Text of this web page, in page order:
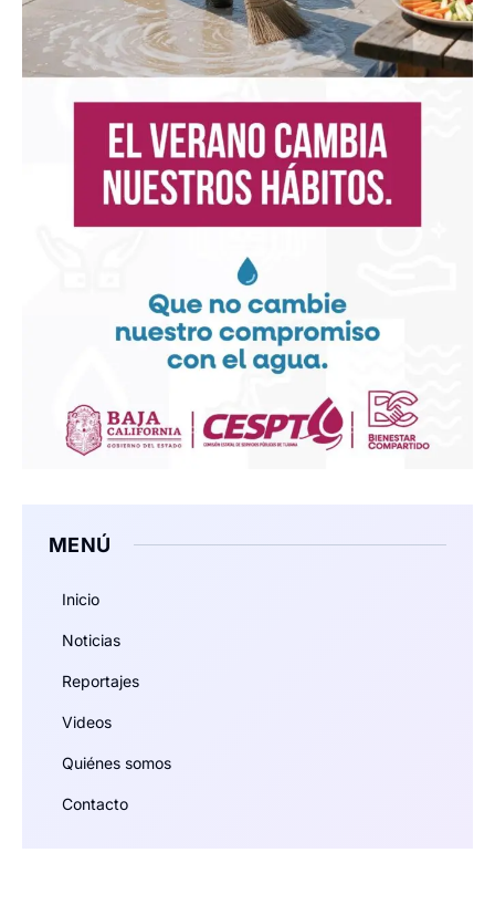
MENÚ
Inicio
Noticias
Reportajes
Videos
Quiénes somos
Contacto